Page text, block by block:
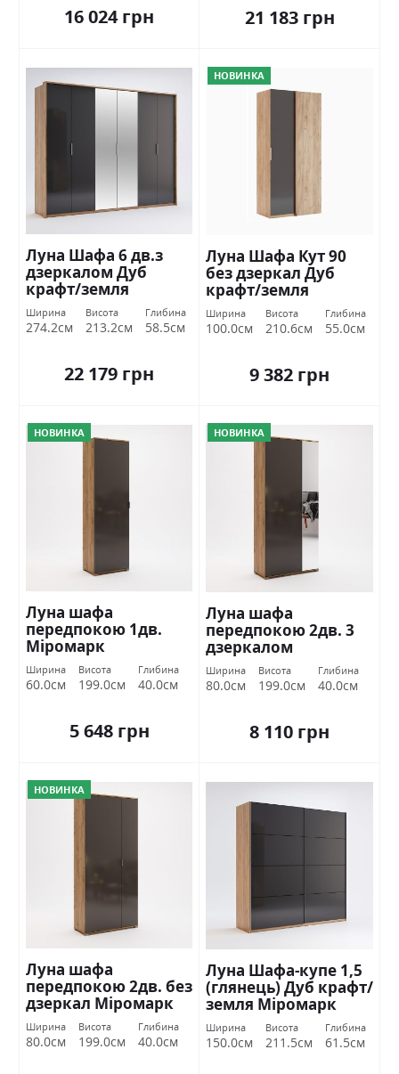
16 024 грн 21 183 грн
Луна Шафа 6 дв.з
дзеркалом Дуб
крафт/земля
Міромарк
Ширина
274.2см
Висота
213.2см
Глибина
58.5см
22 179 грн
НОВИНКА
Луна Шафа Кут 90
без дзеркал Дуб
крафт/земля
Міромарк
Ширина
100.0см
Висота
210.6см
Глибина
55.0см
9 382 грн
НОВИНКА
Луна шафа
передпокою 1дв.
Міромарк
Ширина
60.0см
Висота
199.0см
Глибина
40.0см
5 648 грн
НОВИНКА
Луна шафа
передпокою 2дв. 3
дзеркалом
Міромарк
Ширина
80.0см
Висота
199.0см
Глибина
40.0см
8 110 грн
НОВИНКА
Луна шафа
передпокою 2дв. без
дзеркал Міромарк
Ширина
80.0см
Висота
199.0см
Глибина
40.0см
Луна Шафа-купе 1,5
(глянець) Дуб крафт/
земля Міромарк
Ширина
150.0см
Висота
211.5см
Глибина
61.5см